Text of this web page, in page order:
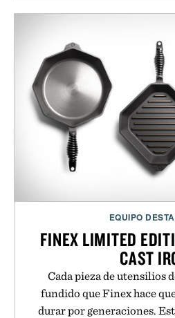
EQUIPO
FINEX LIMITED
CAST
Cada pieza de utensilios
fundido que Finex hace
durar por generaciones.